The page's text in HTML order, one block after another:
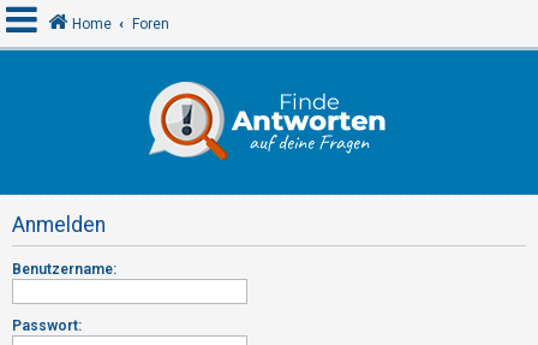
e
l
d
e
n
Home Foren
Anmelden
Benutzername:
Passwort: